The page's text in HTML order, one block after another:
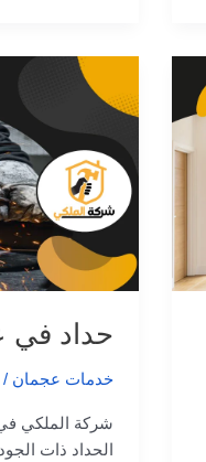
حداد في
خدمات عجمان /
شركة الملكي
الحداد ذات